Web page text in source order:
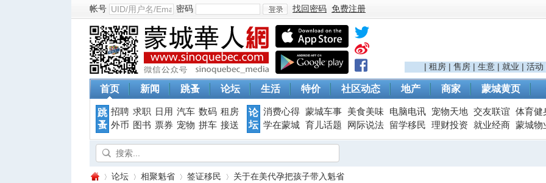
帐号 密码
登
找回密码 免费注册
| 租房 | 售房 | 生意 | 就业 | 活动
首页 新闻 跳蚤 论坛 生活 特价 社区动态 地产 商家 蒙城黄页
跳
蚤
招聘 求职 日用 汽车 数码 租房
外币
图书 票券 宠物 拼车 接送
论
坛
消费心得 蒙城车事 美食美味 电脑电讯 宠物天地 交友联谊 体育健
学在蒙城 育儿话题 网际说法 留学移民 理财投资 就业经商 蒙城物
论坛 相聚魁省 签证移民 关于在美代孕把孩子带入魁省